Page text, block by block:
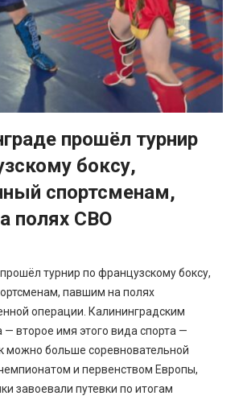
прошёл турнир
боксу,
спортсменам,
полях СВО
турнир по французскому боксу,
павшим на полях
операции. Калининградским
— второе имя этого вида спорта —
можно больше соревновательной
и первенством Европы,
завоевали путевки по итогам